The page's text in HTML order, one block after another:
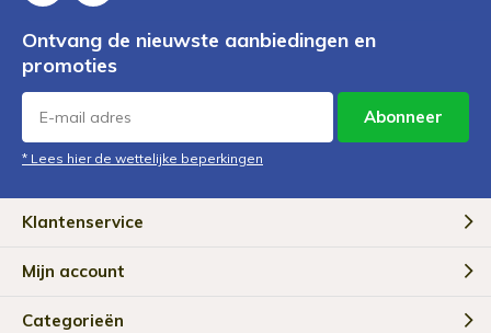
Ontvang de nieuwste aanbiedingen en
promoties
Abonneer
* Lees hier de wettelijke beperkingen
Klantenservice
Mijn account
Categorieën